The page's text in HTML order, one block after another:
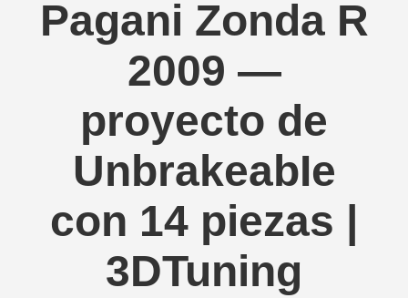
Pagani Zonda R
2009 —
proyecto de
UnbrakeabIe
con 14 piezas |
3DTuning